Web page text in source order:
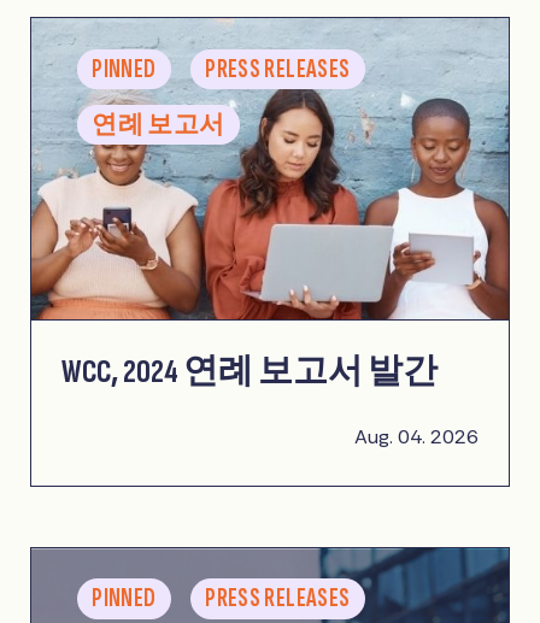
PINNED
PRESS RELEASES
연례 보고서
WCC, 2024 연례 보고서 발간
Aug. 04. 2026
PINNED
PRESS RELEASES